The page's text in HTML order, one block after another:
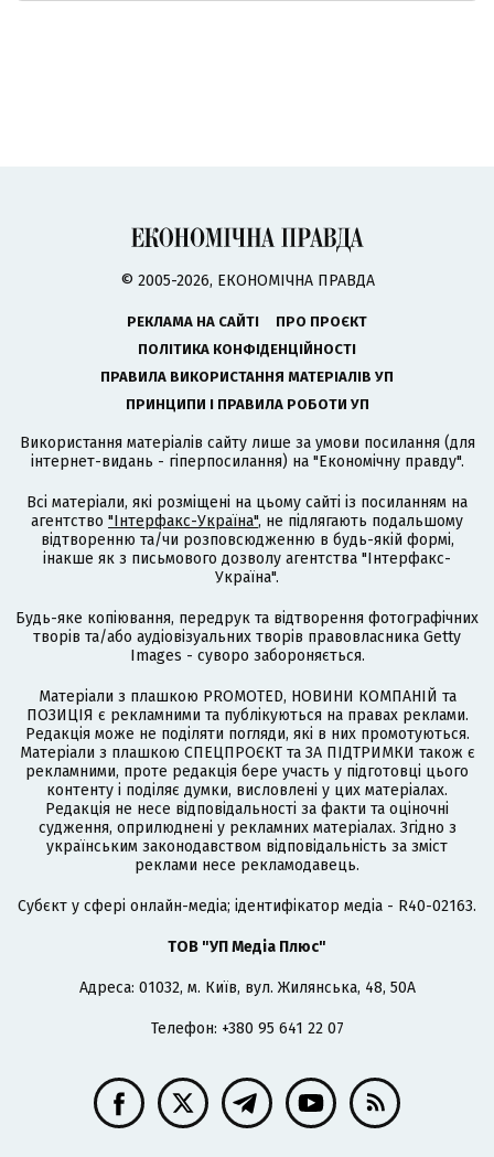
© 2005-2026, ЕКОНОМІЧНА ПРАВДА
РЕКЛАМА НА САЙТІ
ПРО ПРОЄКТ
ПОЛІТИКА КОНФІДЕНЦІЙНОСТІ
ПРАВИЛА ВИКОРИСТАННЯ МАТЕРІАЛІВ УП
ПРИНЦИПИ І ПРАВИЛА РОБОТИ УП
Використання матеріалів сайту лише за умови посилання (для
інтернет-видань - гіперпосилання) на "Економічну правду".
Всі матеріали, які розміщені на цьому сайті із посиланням на
агентство "Інтерфакс-Україна", не підлягають подальшому
відтворенню та/чи розповсюдженню в будь-якій формі,
інакше як з письмового дозволу агентства "Інтерфакс-
Україна".
Будь-яке копіювання, передрук та відтворення фотографічних
творів та/або аудіовізуальних творів правовласника Getty
Images - суворо забороняється.
Матеріали з плашкою PROMOTED, НОВИНИ КОМПАНІЙ та
ПОЗИЦІЯ є рекламними та публікуються на правах реклами.
Редакція може не поділяти погляди, які в них промотуються.
Матеріали з плашкою СПЕЦПРОЄКТ та ЗА ПІДТРИМКИ також є
рекламними, проте редакція бере участь у підготовці цього
контенту і поділяє думки, висловлені у цих матеріалах.
Редакція не несе відповідальності за факти та оціночні
судження, оприлюднені у рекламних матеріалах. Згідно з
українським законодавством відповідальність за зміст
реклами несе рекламодавець.
Cубєкт у сфері онлайн-медіа; ідентифікатор медіа - R40-02163.
ТОВ "УП Медіа Плюс"
Адреса: 01032, м. Київ, вул. Жилянська, 48, 50А
Телефон: +380 95 641 22 07